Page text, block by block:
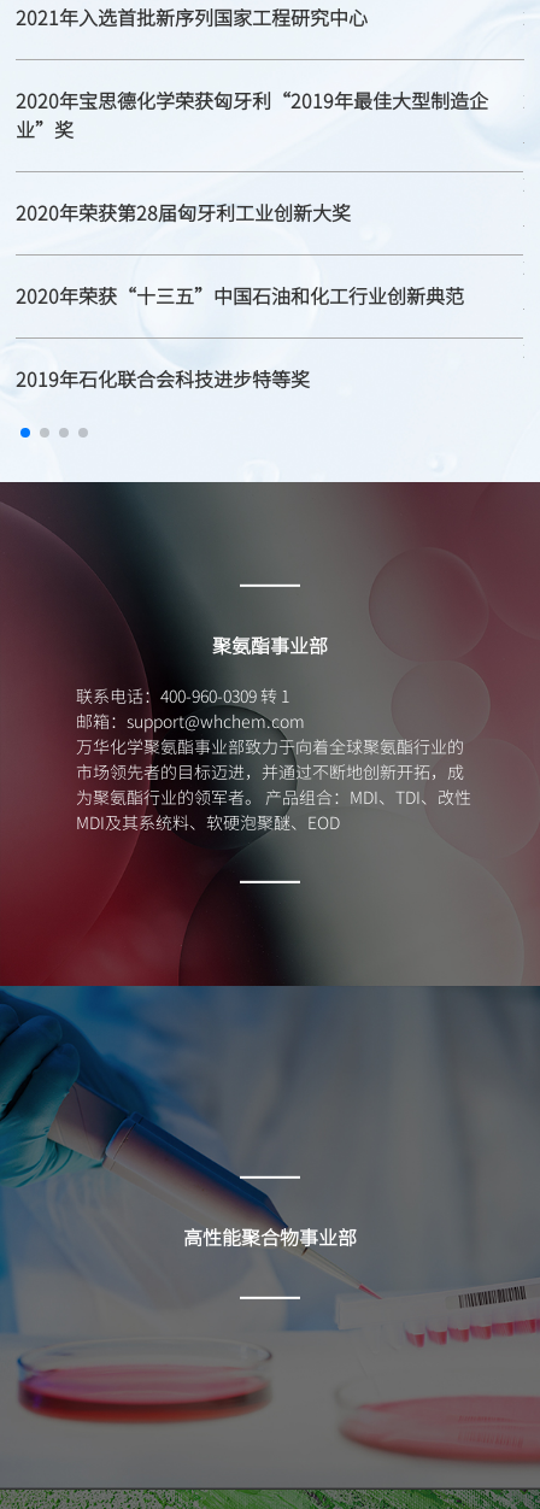
2019年
万华化学全资收购Chematur Technologies AB(瑞典国
2020年
2020年
乙烯裂解装置一次性开车成功并产出合格产品，万华乙
万华四川一期改性塑料项目顺利中交。
2021年
万华化学位列全球化工50强第29位。
万华化学荣获EcoVadis金牌认证勋章
2022年
蓬莱产业园开工建设
烟台产业园二期120万吨/年乙烯项目投产
2021年入选首批新序列国家工程研究中心
2020年宝思德化学荣获匈牙利“2019年最佳大型制造企
业”奖
2020年荣获第28届匈牙利工业创新大奖
2020年荣获“十三五”中国石油和化工行业创新典范
2019年石化联合会科技进步特等奖
聚氨酯事业部
联系电话：400-960-0309 转 1
邮箱：support@whchem.com
万华化学聚氨酯事业部致力于向着全球聚氨酯行业的
市场领先者的目标迈进，并通过不断地创新开拓，成
为聚氨酯行业的领军者。 产品组合：MDI、TDI、改性
MDI及其系统料、软硬泡聚醚、EOD
高性能聚合物事业部